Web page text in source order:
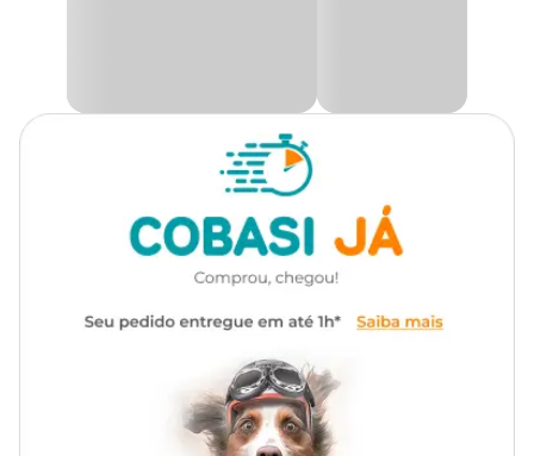
Sulfato de cálcio, calcita, dolomita e farinha de conchas marinhas.
Modo de uso
Com a ajuda das hastes, basta fixar a Pedra Mineral Plus PetPira
na gaiola do roedor em uma altura adequada.
Medidas aproximadas
Comp: 22 cm x Larg: 5 cm.